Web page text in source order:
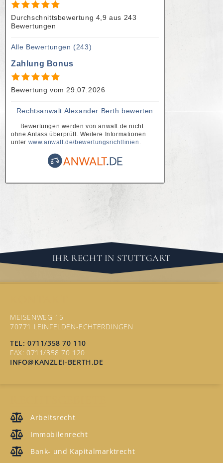
Voraussetzungen für eine
personenbedingte Kündigung
Anhörung Betriebsrat
Klagefrist
Durchschnittsbewertung 4,9 aus 243
Bewertungen
Alle Bewertungen (243)
Zahlung Bonus
Bewertung vom 29.07.2026
Rechtsanwalt Alexander Berth bewerten
Bewertungen werden von anwalt.de nicht
ohne Anlass überprüft. Weitere Informationen
unter www.anwalt.de/bewertungsrichtlinien .
IHR RECHT IN STUTTGART
MEISENWEG 15
70771 LEINFELDEN-ECHTERDINGEN
TEL: 0711/358 70 110
FAX: 0711/358 70 120
INFO@KANZLEI-BERTH.DE
Arbeitsrecht
Immobilenrecht
Bank- und Kapitalmarktrecht